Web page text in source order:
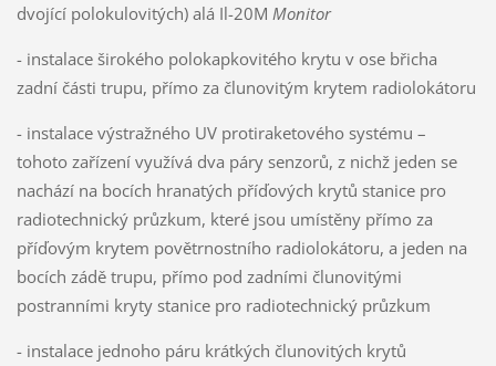
dvojící polokulovitých) alá Il-20M Monitor
- instalace širokého polokapkovitého krytu v ose břicha
zadní části trupu, přímo za člunovitým krytem radiolokátoru
- instalace výstražného UV protiraketového systému –
tohoto zařízení využívá dva páry senzorů, z nichž jeden se
nachází na bocích hranatých příďových krytů stanice pro
radiotechnický průzkum, které jsou umístěny přímo za
příďovým krytem povětrnostního radiolokátoru, a jeden na
bocích zádě trupu, přímo pod zadními člunovitými
postranními kryty stanice pro radiotechnický průzkum
- instalace jednoho páru krátkých člunovitých krytů